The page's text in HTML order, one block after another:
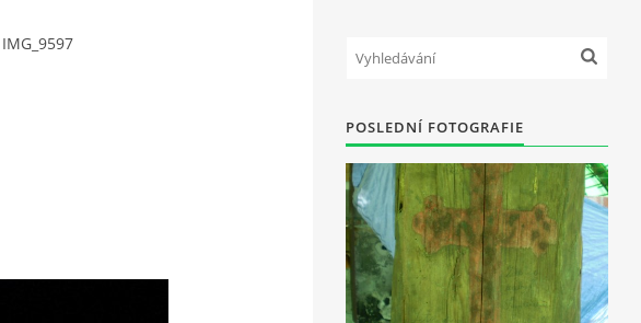
IMG_9597
POSLEDNÍ FOTOGRAFIE